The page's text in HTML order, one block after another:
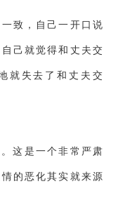
致，自己一开口说
己就觉得和丈夫交
就失去了和丈夫交
这是一个非常严肃
的恶化其实就来源